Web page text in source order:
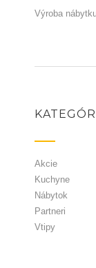
Výroba
Akcie
Kuchyne
Nábytok
Partneri
Vtipy